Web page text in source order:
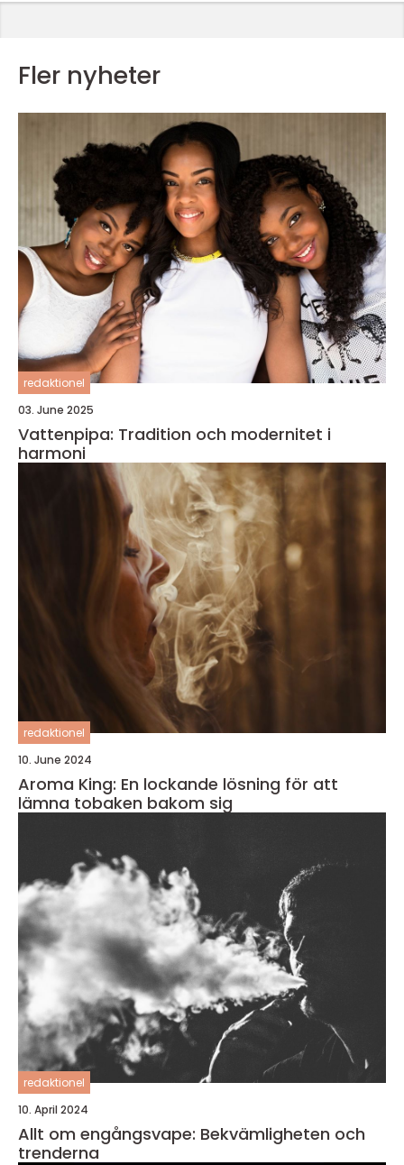
Fler nyheter
redaktionel
03. June 2025
Vattenpipa: Tradition och modernitet i
harmoni
redaktionel
10. June 2024
Aroma King: En lockande lösning för att
lämna tobaken bakom sig
redaktionel
10. April 2024
Allt om engångsvape: Bekvämligheten och
trenderna